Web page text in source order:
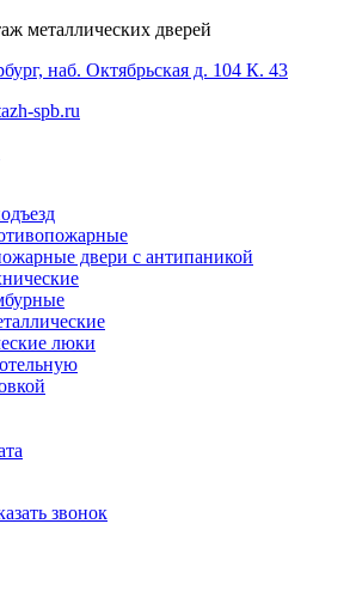
металлических дверей
наб. Октябрьская д. 104 К. 43
spb.ru
двери с антипаникой
люки
звонок